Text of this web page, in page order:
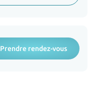
Prendre rendez-vous